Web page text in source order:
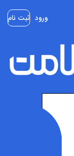
ورود ثبت نام